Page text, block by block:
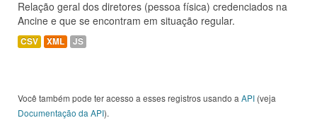
Relação geral dos diretores (pessoa física) credenciados na
Ancine e que se encontram em situação regular.
CSV XML JS
Você também pode ter acesso a esses registros usando a API (veja
Documentação da API).